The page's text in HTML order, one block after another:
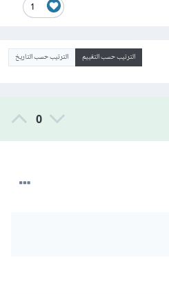
1
الترتيب حسب التقييم الترتيب حسب التاريخ
0